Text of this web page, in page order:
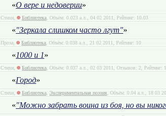
«О вере и недоверии»
Стихи, Библиотека, Объём: 0.023 а.л., 04 02 2011, Рейтинг: 10.03
«"Зеркала слишком часто лгут"»
Проза, Библиотека, Объём: 0.038 а.л., 21 02 2011, Рейтинг: 10
«1000 и 1»
Стихи, Библиотека, Объём: 0.037 а.л., 02 03 2011, Отзывов: 2, Рейтинг:
«Город»
Стихи, Библиотека, Экспериментальная поэзия, Объём: 0.04 а.л., 18 03
«"Можно забрать воина из боя, но вы